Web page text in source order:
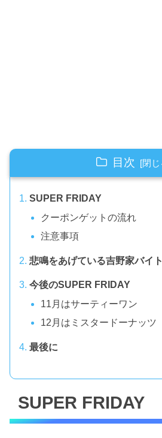
目次
SUPER FRIDAY
クーポンゲットの流れ
注意事項
悲鳴をあげている吉野家バイト
今後のSUPER FRIDAY
11月はサーティーワン
12月はミスタードーナッツ
最後に
SUPER FRIDAY